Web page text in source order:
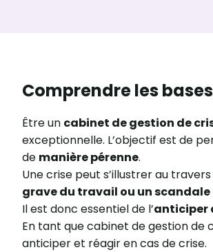
Comprendre les
Être un cabinet de gestion de
exceptionnelle. L’objectif est de
de manière pérenne.
Une crise peut s’illustrer au
grave du travail ou un
Il est donc essentiel de l’anticiper
En tant que cabinet de gestion de
anticiper et réagir en cas de crise.